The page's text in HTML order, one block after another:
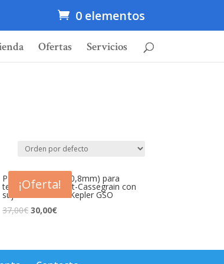
0 elementos
Ofertas Servicios
¡Oferta!
Porta-ocular 2″ (50,8mm) para
telescopio Schmidt-Cassegrain con
sujeción anular – Kepler GSO
37,00€ 30,00€